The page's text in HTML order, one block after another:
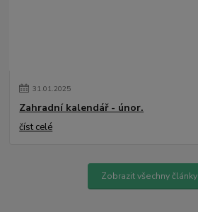
31.01.2025
Zahradní kalendář - únor.
číst celé
Zobrazit všechny články